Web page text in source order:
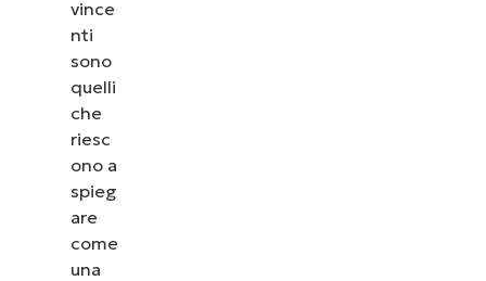
vince
nti
sono
quelli
che
riesc
ono a
spieg
are
come
una